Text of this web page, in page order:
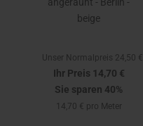
beige
Unser Normalpreis 24,50 €
Ihr Preis 14,70 €
Sie sparen 40%
14,70 € pro Meter